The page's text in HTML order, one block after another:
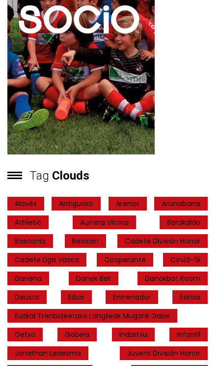
Tag Clouds
Alavés Antiguoko Arenas
Ariznabarra
Athletic
Aurrera Vitoria
Barakaldo
Basconia
Beasain
Cadete División Honor
Cadete Liga Vasca
Cooperante
Covid-19
Danena
Danok Bat
Danokbat Room
Deusto
Eibar Entrenador
Eskola
Euskal Trenbideetako Langileak Mugarik Gabe
Getxo
Gobela Indartsu
Infantil
Jonathan Ledesma
Juvenil División Honor